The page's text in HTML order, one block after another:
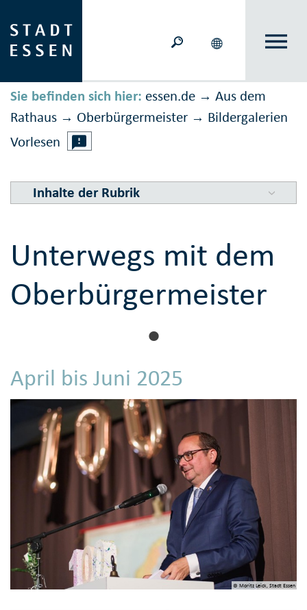
Sie befinden sich hier: essen.de → Aus dem
Rathaus → Ober­bürger­meister → Bilder­galerien
Vorlesen
Inhalte der Rubrik
Unterwegs mit dem
Oberbürgermeister
April bis Juni 2025
© Moritz Leick, Stadt Essen